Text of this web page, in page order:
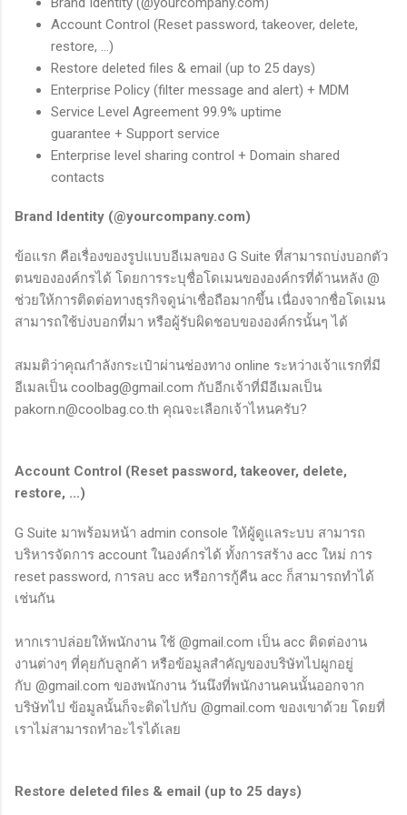
Account Control (Reset password, takeover, delete,
restore, ...)
Restore deleted files & email (up to 25 days)
Enterprise Policy (filter message and alert) + MDM
Service Level Agreement 99.9% uptime
guarantee + Support service
Enterprise level sharing control + Domain shared
contacts
Brand Identity (@yourcompany.com)
ข้อแรก คือเรื่องของรูปแบบอีเมลของ G Suite ที่สามารถบ่งบอกตัว
ตนขององค์กรได้ โดยการระบุชื่อโดเมนขององค์กรที่ด้านหลัง @
ช่วยให้การติดต่อทางธุรกิจดูน่าเชื่อถือมากขึ้น เนื่องจากชื่อโดเมน
สามารถใช้บ่งบอกที่มา หรือผู้รับผิดชอบขององค์กรนั้นๆ ได้
สมมติว่าคุณกำลังกระเป๋าผ่านช่องทาง online ระหว่างเจ้าแรกที่มี
อีเมลเป็น coolbag@gmail.com กับอีกเจ้าที่มีอีเมลเป็น
pakorn.n@coolbag.co.th คุณจะเลือกเจ้าไหนครับ?
Account Control (Reset password, takeover, delete,
restore, ...)
G Suite มาพร้อมหน้า admin console ให้ผู้ดูแลระบบ สามารถ
บริหารจัดการ account ในองค์กรได้ ทั้งการสร้าง acc ใหม่ การ
reset password, การลบ acc หรือการกู้คืน acc ก็สามารถทำได้
เช่นกัน
หากเราปล่อยให้พนักงาน ใช้ @gmail.com เป็น acc ติดต่องาน
งานต่างๆ ที่คุยกับลูกค้า หรือข้อมูลสำคัญของบริษัทไปผูกอยู่
กับ @gmail.com ของพนักงาน วันนึงที่พนักงานคนนั้นออกจาก
บริษัทไป ข้อมูลนั้นก็จะติดไปกับ @gmail.com ของเขาด้วย โดยที่
เราไม่สามารถทำอะไรได้เลย
Restore deleted files & email (up to 25 days)